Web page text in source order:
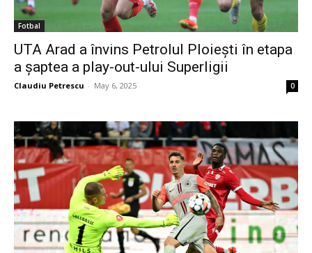
Fotbal
UTA Arad a învins Petrolul Ploiești în etapa
a șaptea a play-out-ului Superligii
Claudiu Petrescu - May 6, 2025 0